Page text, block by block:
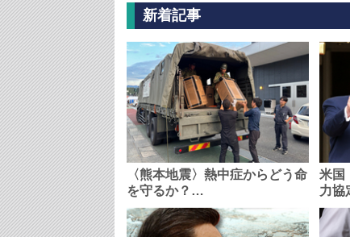
新着記事
〈熊本地震〉熱中症からどう命
を守るか？…
米国
力